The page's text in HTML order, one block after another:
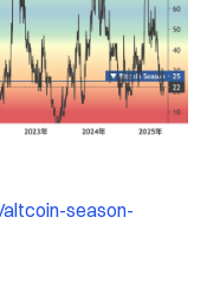
season-